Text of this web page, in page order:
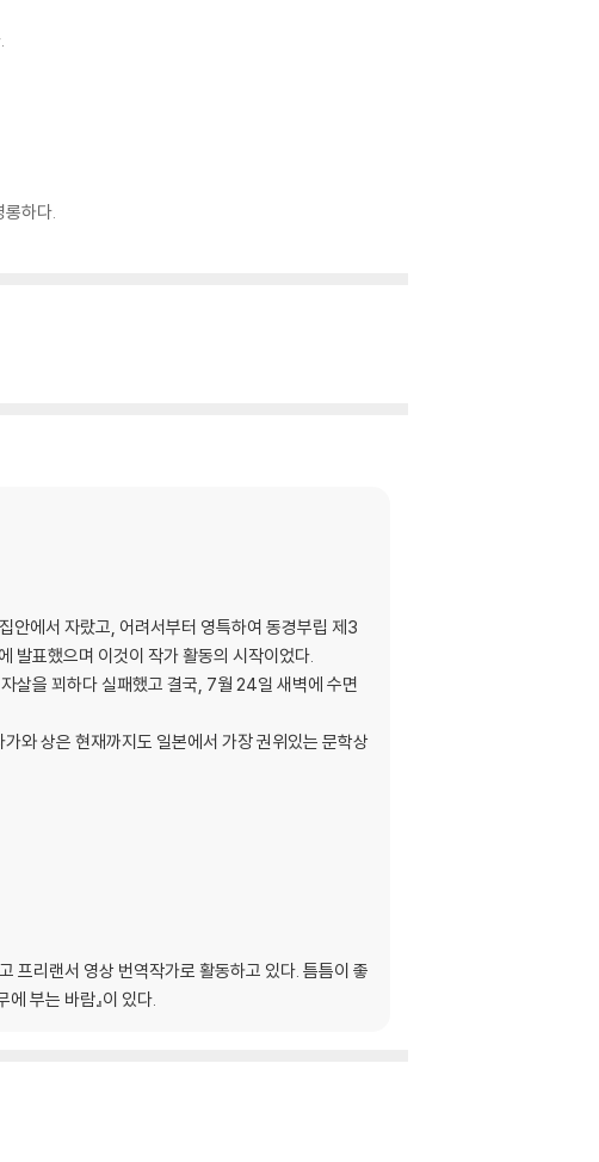
롱하다.
안에서 자랐고, 어려서부터 영특하여 동경부립 제3
발표했으며 이것이 작가 활동의 시작이었다.
살을 꾀하다 실패했고 결국, 7월 24일 새벽에 수면
와 상은 현재까지도 일본에서 가장 권위있는 문학상
프리랜서 영상 번역작가로 활동하고 있다. 틈틈이 좋
에 부는 바람』이 있다.